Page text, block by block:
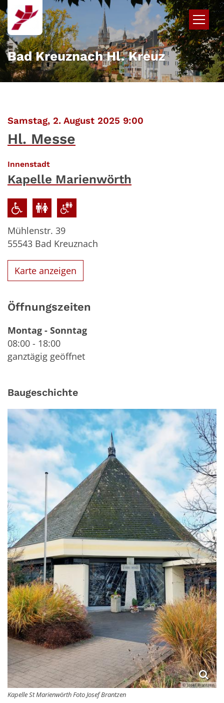
Zum Inhalt springen
Bad Kreuznach Hl. Kreuz
Samstag, 2. August 2025 9:00
Hl. Messe
Innenstadt:
Kapelle Marienwörth
Mühlenstr. 39
55543 Bad Kreuznach
Karte anzeigen
Öffnungszeiten
Montag - Sonntag
08:00 - 18:00
ganztägig geöffnet
Baugeschichte
© Josef Brantzen
Kapelle St Marienwörth Foto Josef Brantzen